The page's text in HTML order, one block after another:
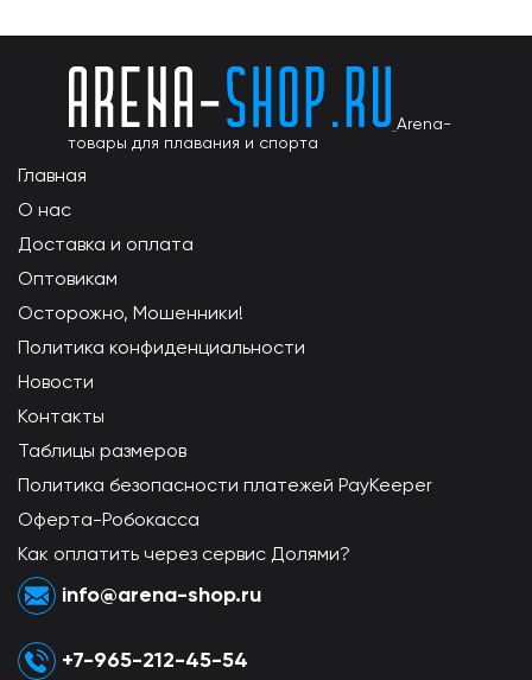
Arena-
товары для плавания и спорта
Главная
О нас
Доставка и оплата
Оптовикам
Осторожно, Мошенники!
Политика конфиденциальности
Новости
Контакты
Таблицы размеров
Политика безопасности платежей PayKeeper
Оферта-Робокасса
Как оплатить через сервис Долями?
info@arena-shop.ru
+7-965-212-45-54